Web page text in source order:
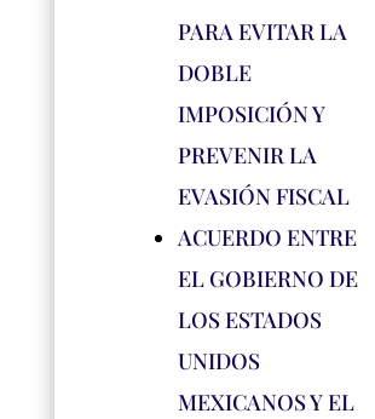
PARA EVITAR LA
DOBLE
IMPOSICIÓN Y
PREVENIR LA
EVASIÓN FISCAL
ACUERDO ENTRE
EL GOBIERNO DE
LOS ESTADOS
UNIDOS
MEXICANOS Y EL